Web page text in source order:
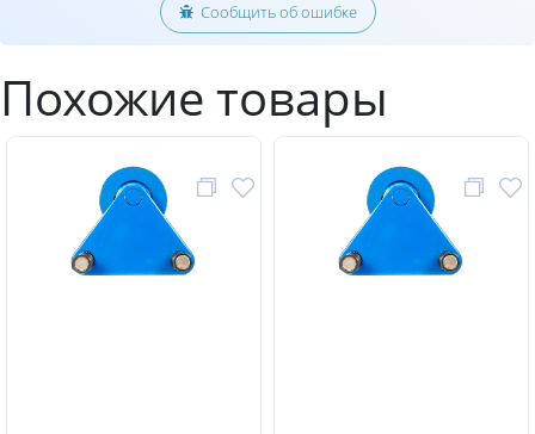
Сообщить об ошибке
Похожие товары